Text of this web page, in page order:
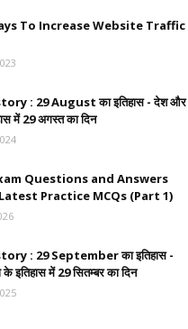
To Increase Website Traffic
: 29 August का इतिहास - देश और
में 29 अगस्त का दिन
Questions and Answers
Practice MCQs (Part 1)
: 29 September का इतिहास -
इतिहास में 29 सितम्बर का दिन